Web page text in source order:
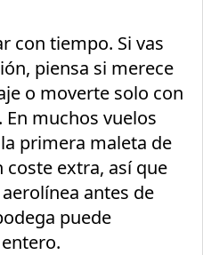
con tiempo. Si vas
piensa si merece
o moverte solo con
muchos vuelos
primera maleta de
extra, así que
antes de
puede